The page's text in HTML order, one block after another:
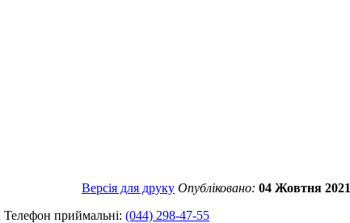
Версія для друку Опубліковано: 04 Жовтня 2021
Телефон приймальні: (044) 298-47-55